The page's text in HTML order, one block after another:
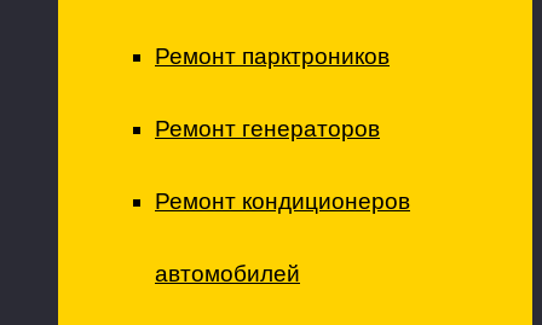
Ремонт парктроников
Ремонт генераторов
Ремонт кондиционеров
автомобилей